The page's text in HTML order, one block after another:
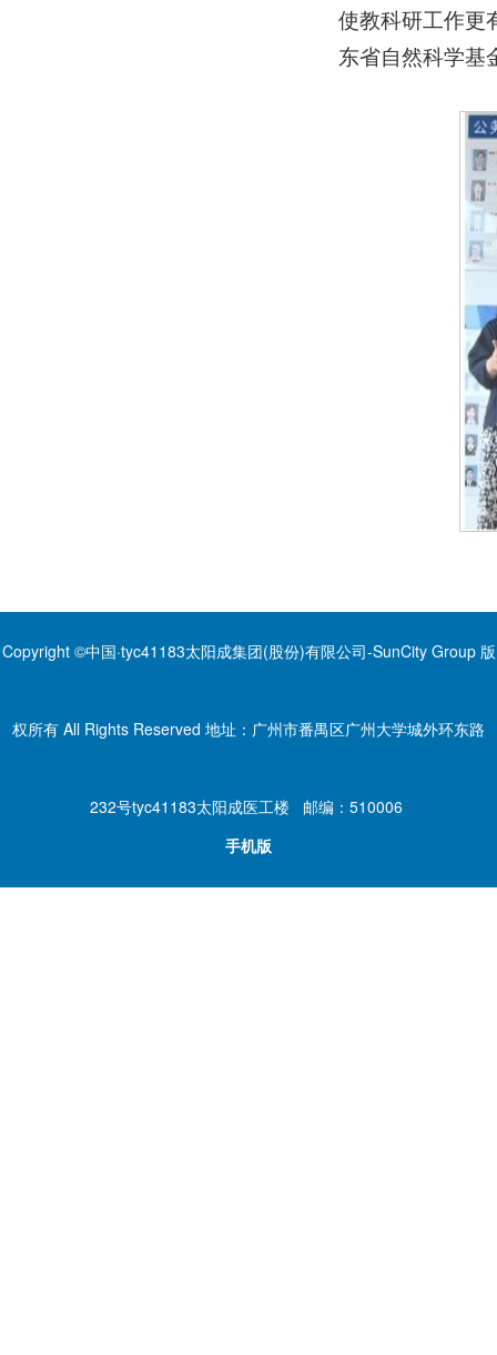
使教科研工作更
东省自然科学基
Copyright ©中国·tyc41183太阳成集团(股份)有限公司-SunCity Group 版
权所有 All Rights Reserved 地址：广州市番禺区广州大学城外环东路
232号tyc41183太阳成医工楼 邮编：510006
手机版